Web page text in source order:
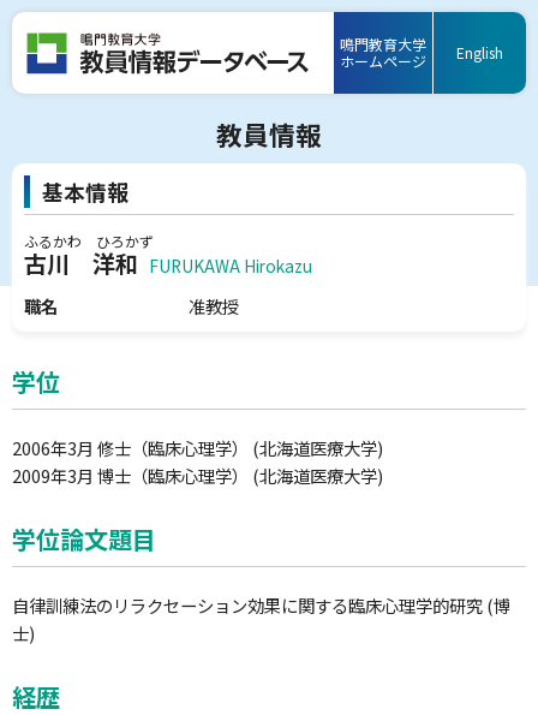
鳴門教育大学
ホームページ
English
基本情報
ふるかわ ひろかず
古川 洋和 FURUKAWA Hirokazu
職名 准教授
学位
2006年3月 修士（臨床心理学） (北海道医療大学)
2009年3月 博士（臨床心理学） (北海道医療大学)
学位論文題目
自律訓練法のリラクセーション効果に関する臨床心理学的研究 (博
士)
経歴